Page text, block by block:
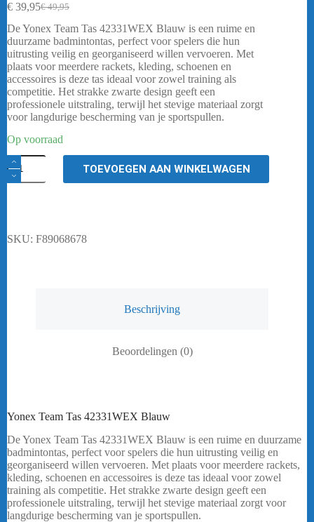
€49,95
Oorspronkelijke
prijs
was:
€ 49,95.
€ 39,95Huidige
prijs
is:
€ 39,95.
De Yonex Team Tas 42331WEX Blauw is een ruime en
duurzame badmintontas, perfect voor spelers die hun
uitrusting veilig en georganiseerd willen vervoeren. Met
plaats voor meerdere rackets, kleding, schoenen en
accessoires is deze tas ideaal voor zowel training als
competitie. Het strakke zwarte design geeft een
professionele uitstraling, terwijl het stevige materiaal zorgt
voor langdurige bescherming van je sportspullen.
Op voorraad
Yonex
Team
Tas
TOEVOEGEN AAN WINKELWAGEN
SKU: F89068678
Beschrijving
Beoordelingen (0)
Yonex Team Tas 42331WEX Blauw
De Yonex Team Tas 42331WEX Blauw is een ruime en duurzame
badmintontas, perfect voor spelers die hun uitrusting veilig en
georganiseerd willen vervoeren. Met plaats voor meerdere rackets,
kleding, schoenen en accessoires is deze tas ideaal voor zowel
training als competitie. Het strakke zwarte design geeft een
professionele uitstraling, terwijl het stevige materiaal zorgt voor
langdurige bescherming van je sportspullen.